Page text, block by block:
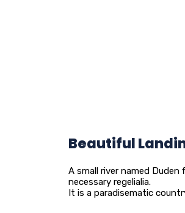
Beautiful
A small river named
necessary regelialia.
It is a paradisematic